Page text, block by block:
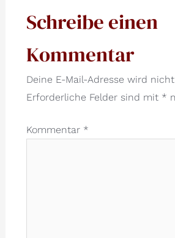
Schreibe einen
Kommentar
Deine E-Mail-Adresse wird
Erforderliche Felder sind mit *
Kommentar *